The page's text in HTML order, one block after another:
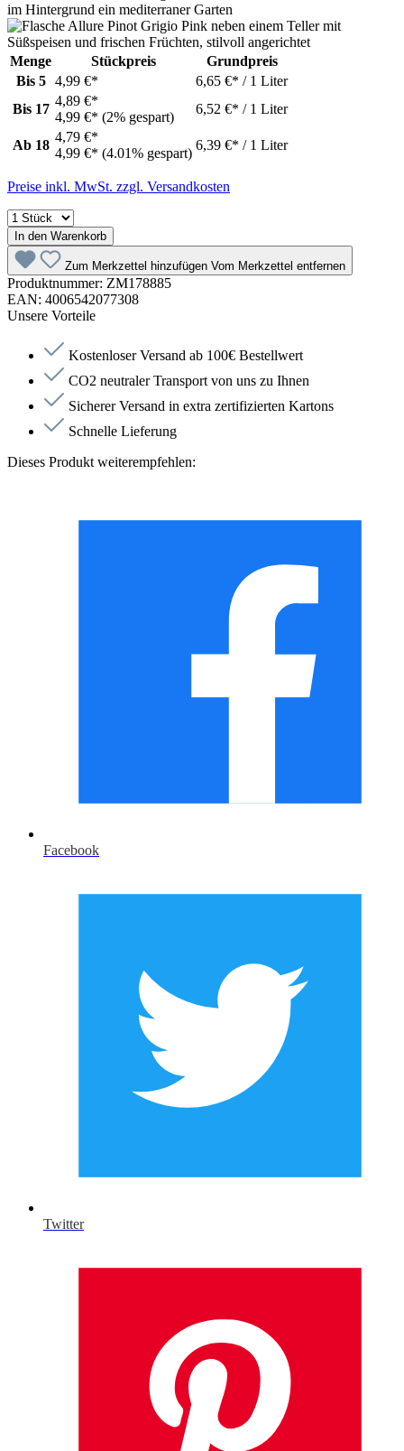
Menge Stückpreis
Grundpreis
Bis 5 4,99 €*
6,65 €* / 1 Liter
Bis 17
4,89 €*
4,99 €* (2% gespart)
6,52 €* / 1 Liter
Ab 18
4,79 €*
4,99 €* (4.01% gespart)
6,39 €* / 1 Liter
Preise inkl. MwSt. zzgl. Versandkosten
In den Warenkorb
Zum Merkzettel hinzufügen Vom Merkzettel entfernen
Produktnummer: ZM178885
EAN: 4006542077308
Unsere Vorteile
Kostenloser Versand ab 100€ Bestellwert
CO2 neutraler Transport von uns zu Ihnen
Sicherer Versand in extra zertifizierten Kartons
Schnelle Lieferung
Dieses Produkt weiterempfehlen:
Facebook
Twitter